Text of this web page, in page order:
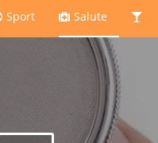
Sport Salute